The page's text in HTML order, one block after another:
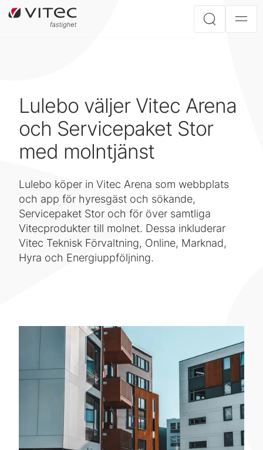
Lulebo väljer Vitec Arena
och Servicepaket Stor
med molntjänst
Lulebo köper in Vitec Arena som webbplats
och app för hyresgäst och sökande,
Servicepaket Stor och för över samtliga
Vitecprodukter till molnet. Dessa inkluderar
Vitec Teknisk Förvaltning, Online, Marknad,
Hyra och Energiuppföljning.